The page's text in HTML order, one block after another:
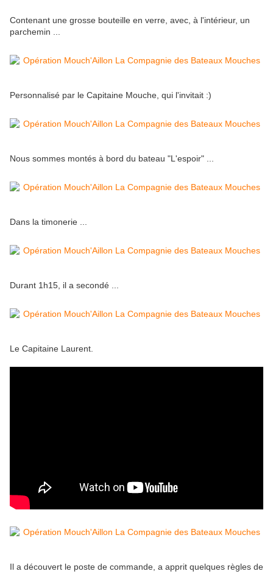
Contenant une grosse bouteille en verre, avec, à l'intérieur, un
parchemin ...
Personnalisé par le Capitaine Mouche, qui l'invitait :)
Nous sommes montés à bord du bateau "L'espoir" ...
Dans la timonerie ...
Durant 1h15, il a secondé ...
Le Capitaine Laurent.
Il a découvert le poste de commande, a apprit quelques règles de